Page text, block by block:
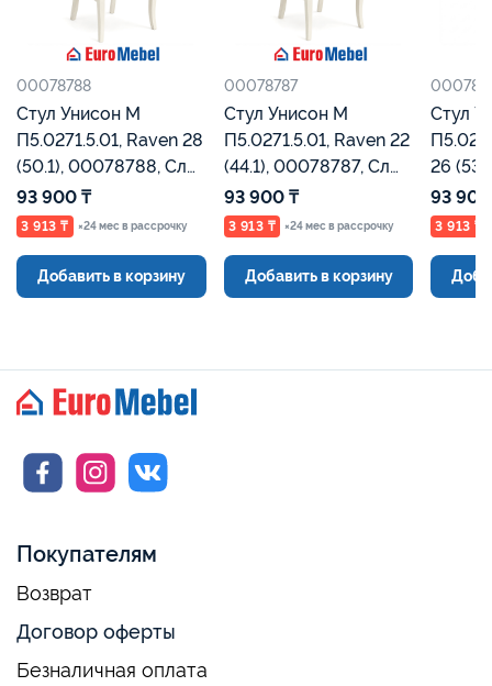
00078788
Стул Унисон М
П5.0271.5.01, Raven 28
(50.1), 00078788, Сл
кость, Евромебель
93 900 ₸
3 913 ₸ ×24 мес в рассрочку
Добавить в корзину
00078787
Стул Унисон М
П5.0271.5.01, Raven 22
(44.1), 00078787, Сл
кость, Евромебель
93 900 ₸
3 913 ₸ ×24 мес в рассрочку
Добавить в корзину
Стул
26 (534.1), 00078786,
Сл
93
3 913 ₸
Покупателям
Возврат
Договор оферты
Безналичная оплата